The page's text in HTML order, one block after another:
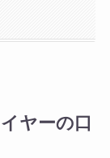
ヤーの口